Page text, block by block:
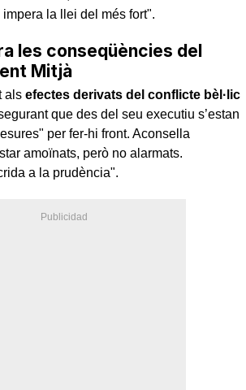
la llei del més fort".
les conseqüències del
Mitjà
als efectes derivats del conflicte bèl·lic
que des del seu executiu s’estan
per fer-hi front. Aconsella
amoïnats, però no alarmats.
a la prudència".